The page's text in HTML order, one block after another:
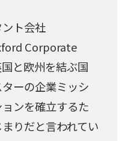
ト会社
Corporate
と欧州を結ぶ国
ーの企業ミッシ
ンを確立するた
りだと言われてい